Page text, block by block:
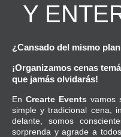
Y
¿Cansado del mismo
¡Organizamos cenas
que jamás olvidarás!
En Crearte Events vamos
simple y tradicional cena,
delante, somos
sorprenda y agrade a